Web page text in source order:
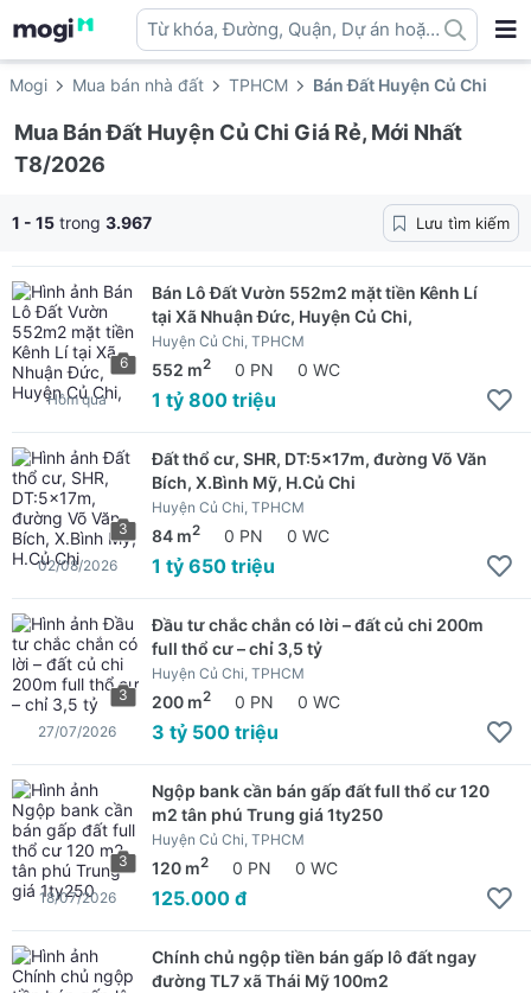
Từ khóa, Đường, Quận, Dự án hoặc
địa danh ...
Mogi Mua bán nhà đất TPHCM Bán Đất Huyện Củ Chi
Mua Bán Đất Huyện Củ Chi Giá Rẻ, Mới Nhất
T8/2026
1 - 15 trong 3.967 Lưu tìm kiếm
6
Bán Lô Đất Vườn 552m2 mặt tiền Kênh Lí
tại Xã Nhuận Đức, Huyện Củ Chi,
Huyện Củ Chi, TPHCM
552 m2 0 PN 0 WC
1 tỷ 800 triệu
Hôm qua
3
Đất thổ cư, SHR, DT:5x17m, đường Võ Văn
Bích, X.Bình Mỹ, H.Củ Chi
Huyện Củ Chi, TPHCM
84 m2 0 PN 0 WC
1 tỷ 650 triệu
02/08/2026
3
Đầu tư chắc chắn có lời – đất củ chi 200m
full thổ cư – chỉ 3,5 tỷ
Huyện Củ Chi, TPHCM
200 m2 0 PN 0 WC
3 tỷ 500 triệu
27/07/2026
3
Ngộp bank cần bán gấp đất full thổ cư 120
m2 tân phú Trung giá 1ty250
Huyện Củ Chi, TPHCM
120 m2 0 PN 0 WC
125.000 đ
18/07/2026
Chính chủ ngộp tiền bán gấp lô đất ngay
đường TL7 xã Thái Mỹ 100m2